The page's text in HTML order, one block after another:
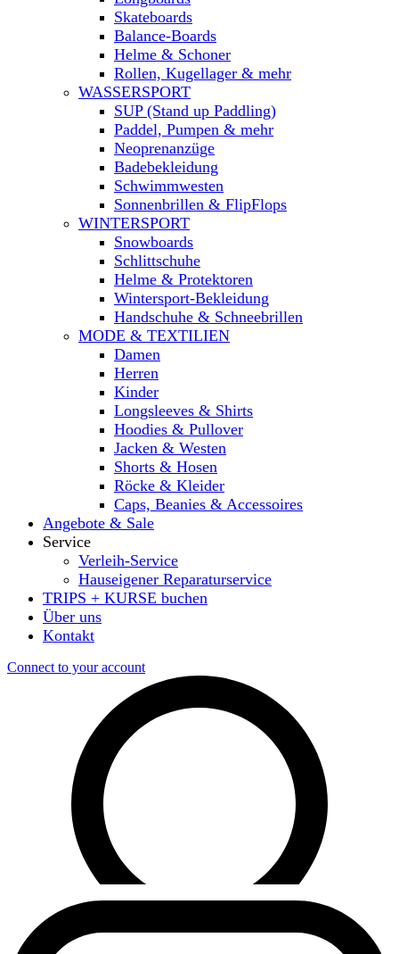
Skateboards
Balance-Boards
Helme & Schoner
Rollen, Kugellager & mehr
WASSERSPORT
SUP (Stand up Paddling)
Paddel, Pumpen & mehr
Neoprenanzüge
Badebekleidung
Schwimmwesten
Sonnenbrillen & FlipFlops
WINTERSPORT
Snowboards
Schlittschuhe
Helme & Protektoren
Wintersport-Bekleidung
Handschuhe & Schneebrillen
MODE & TEXTILIEN
Damen
Herren
Kinder
Longsleeves & Shirts
Hoodies & Pullover
Jacken & Westen
Shorts & Hosen
Röcke & Kleider
Caps, Beanies & Accessoires
Angebote & Sale
Service
Verleih-Service
Hauseigener Reparaturservice
TRIPS + KURSE buchen
Über uns
Kontakt
Connect to your account